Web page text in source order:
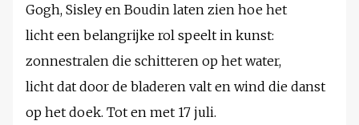
Gogh, Sisley en Boudin laten zien hoe het
licht een belangrijke rol speelt in kunst:
zonnestralen die schitteren op het water,
licht dat door de bladeren valt en wind die danst
op het doek. Tot en met 17 juli.